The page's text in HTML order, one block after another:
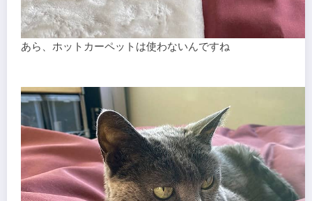
あら、ホットカーペットは使わないんですね